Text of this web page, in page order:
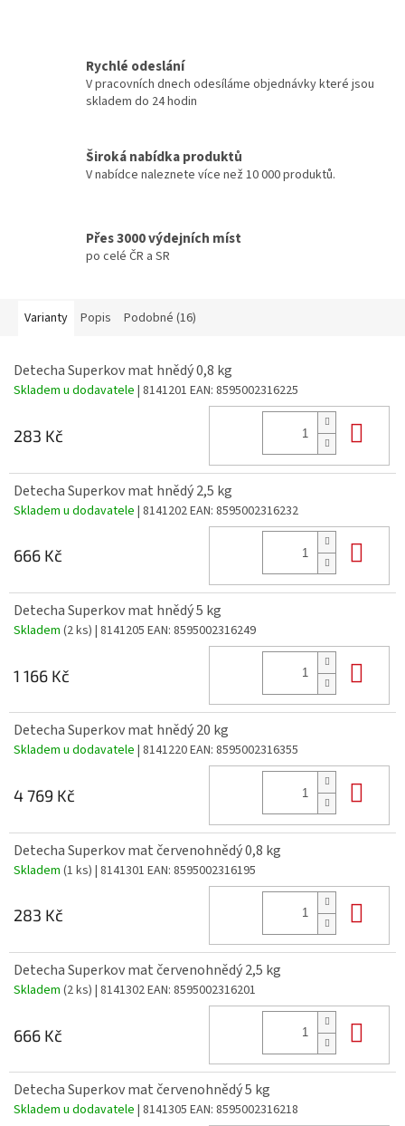
Rychlé odeslání
V pracovních dnech odesíláme objednávky které jsou
skladem do 24 hodin
Široká nabídka produktů
V nabídce naleznete více než 10 000 produktů.
Přes 3000 výdejních míst
po celé ČR a SR
Varianty Popis Podobné (16)
Detecha Superkov mat hnědý 0,8 kg
Skladem u dodavatele | 8141201 EAN: 8595002316225
283 Kč
Detecha Superkov mat hnědý 2,5 kg
Skladem u dodavatele | 8141202EAN: 8595002316232
666 Kč
Detecha Superkov mat hnědý 5 kg
Skladem (2 ks) | 8141205 EAN: 8595002316249
1 166 Kč
Detecha Superkov mat hnědý 20 kg
Skladem u dodavatele | 8141220EAN: 8595002316355
4 769 Kč
Detecha Superkov mat červenohnědý 0,8 kg
Skladem (1 ks) | 8141301 EAN: 8595002316195
283 Kč
Detecha Superkov mat červenohnědý 2,5 kg
Skladem (2 ks) | 8141302EAN: 8595002316201
666 Kč
Detecha Superkov mat červenohnědý 5 kg
Skladem u dodavatele | 8141305 EAN: 8595002316218